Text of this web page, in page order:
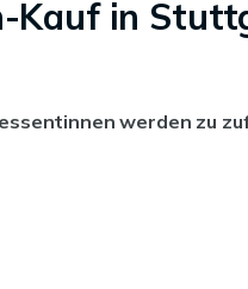
Kauf in
werden zu